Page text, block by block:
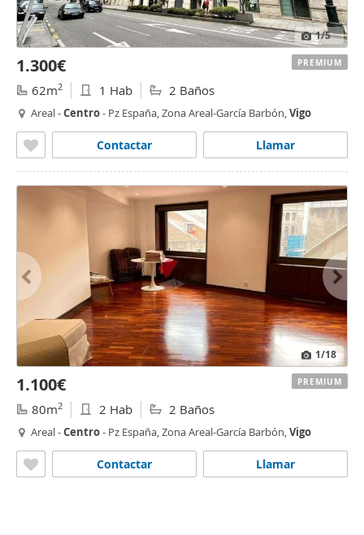
1/5
1.300€
62m2 1 Hab 2 Baños
Areal -Centro- Pz España, Zona Areal-García Barbón,Vigo
Llamar
Contactar
PREMIUM
1/18
1.100€
80m2 2 Hab 2 Baños
Areal -Centro- Pz España, Zona Areal-García Barbón,Vigo
Llamar
Contactar
PREMIUM